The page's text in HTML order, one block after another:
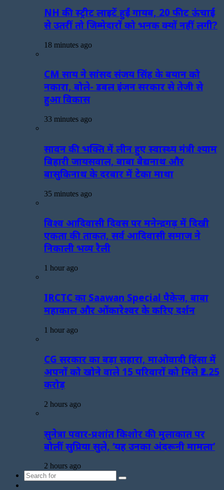
NH की स्ट्रीट लाइटें हुईं गायब, 20 फीट ऊंचाई
से उतरीं तो जिम्मेदारों को भनक क्यों नहीं लगी?
18 minutes ago
CM साय ने सांसद संजय सिंह के बयान को
नकारा, बोले- डबल इंजन सरकार से तेजी से
हुआ विकास
33 minutes ago
सावन की भक्ति में लीन हुए स्वास्थ्य मंत्री श्याम
बिहारी जायसवाल, बाबा बैद्यनाथ और
बासुकिनाथ के दरबार में टेका माथा
35 minutes ago
विश्व आदिवासी दिवस पर मनेन्द्रगढ़ में दिखी
एकता की ताकत, सर्व आदिवासी समाज ने
निकाली भव्य रैली
1 hour ago
IRCTC का Saawan Special पैकेज, बाबा
महाकाल और ओंकारेश्वर के करिए दर्शन
1 hour ago
CG सरकार का बड़ा सहारा, माओवादी हिंसा में
अपनों को खोने वाले 15 परिवारों को मिले ₹2.25
करोड़
2 hours ago
सुनेत्रा पवार-प्रशांत किशोर की मुलाकात पर
बोलीं सुप्रिया सुले, ‘यह उनका अंदरूनी मामला’
2 hours ago
Search